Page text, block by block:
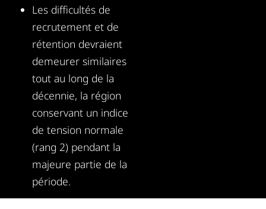
Les difficultés de
recrutement et de
rétention devraient
demeurer similaires
tout au long de la
décennie, la région
conservant un indice
de tension normale
(rang 2) pendant la
majeure partie de la
période.